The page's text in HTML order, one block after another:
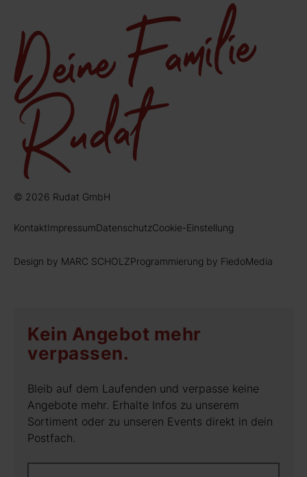
© 2026 Rudat GmbH
KontaktImpressumDatenschutzCookie-Einstellung
Design by MARC SCHOLZProgrammierung by FiedoMedia
Kein Angebot mehr
verpassen.
Bleib auf dem Laufenden und verpasse keine
Angebote mehr. Erhalte Infos zu unserem
Sortiment oder zu unseren Events direkt in dein
Postfach.